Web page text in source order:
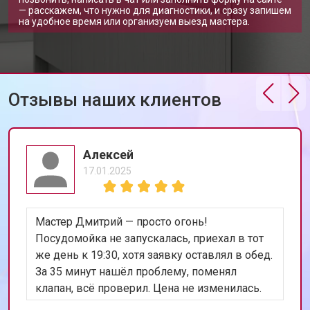
Замена замка посудомоечной
машины Neff
от 1600 ₽ Заказать
креплений, кнопок)
от 850 ₽ Заказать
(восстановление)
Замена датчика мутности
Замена датчика соли
Замена заливного клапана от 1550 ₽ Заказать
Замена расходомера от 1600 ₽ Заказать
Замена пускового конденсатора
циркуляционного насоса
Заказать
Замена проточного
нагревательного элемента
от 2000 ₽ Заказать
— расскажем, что нужно для диагностики, и сразу запишем
на удобное время или организуем выезд мастера.
Отзывы наших клиентов
Алексей
17.01.2025
Мастер Дмитрий — просто огонь!
Посудомойка не запускалась, приехал в тот
же день к 19:30, хотя заявку оставлял в обед.
За 35 минут нашёл проблему, поменял
клапан, всё проверил. Цена не изменилась.
Теперь работает лучше, чем когда покупали.